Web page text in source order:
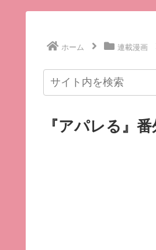
ホーム 連載漫画
『アパレる』